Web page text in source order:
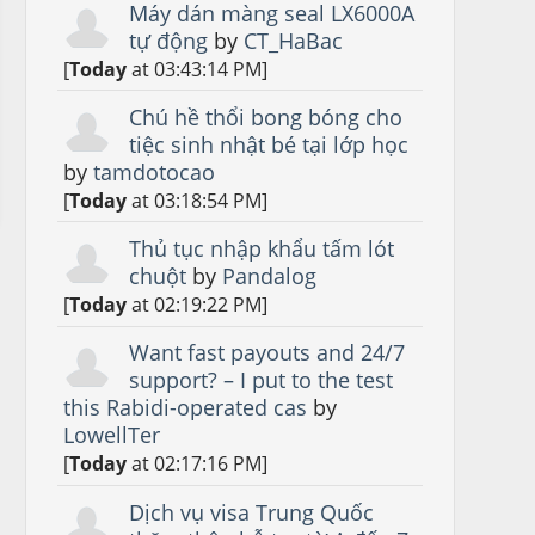
Máy dán màng seal LX6000A
tự độngby CT_HaBac
[Todayat 03:43:14 PM]
Chú hề thổi bong bóng cho
tiệc sinh nhật bé tại lớp học
bytamdotocao
[Todayat 03:18:54 PM]
Thủ tục nhập khẩu tấm lót
chuộtby Pandalog
[Todayat 02:19:22 PM]
Want fast payouts and 24/7
support? – I put to the test
this Rabidi-operated cas by
LowellTer
[Todayat 02:17:16 PM]
Dịch vụ visa Trung Quốc